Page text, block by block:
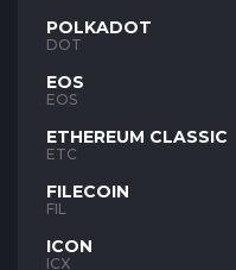
POLKADOT
DOT
EOS
EOS
ETHEREUM CLASSIC
ETC
FILECOIN
FIL
ICON
ICX